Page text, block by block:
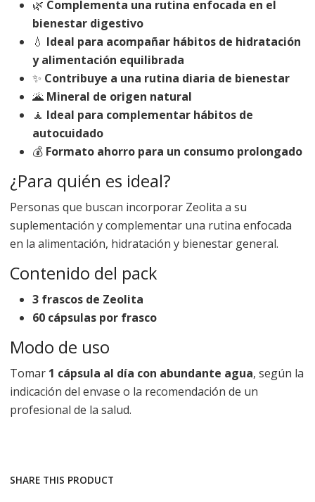
🌿 Complementa una rutina enfocada en el
bienestar digestivo
💧 Ideal para acompañar hábitos de hidratación
y alimentación equilibrada
✨ Contribuye a una rutina diaria de bienestar
🌋 Mineral de origen natural
🧘 Ideal para complementar hábitos de
autocuidado
💰 Formato ahorro para un consumo prolongado
¿Para quién es ideal?
Personas que buscan incorporar Zeolita a su
suplementación y complementar una rutina enfocada
en la alimentación, hidratación y bienestar general.
Contenido del pack
3 frascos de Zeolita
60 cápsulas por frasco
Modo de uso
Tomar 1 cápsula al día con abundante agua, según la
indicación del envase o la recomendación de un
profesional de la salud.
SHARE THIS PRODUCT